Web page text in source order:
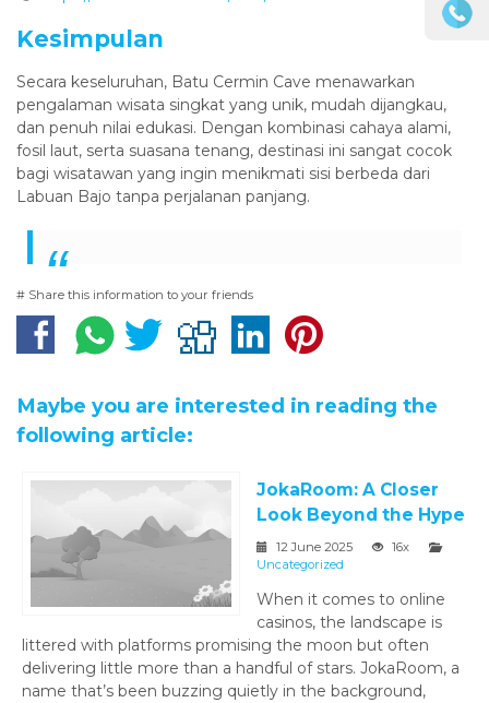
Kesimpulan
Secara keseluruhan, Batu Cermin Cave menawarkan
pengalaman wisata singkat yang unik, mudah dijangkau,
dan penuh nilai edukasi. Dengan kombinasi cahaya alami,
fosil laut, serta suasana tenang, destinasi ini sangat cocok
bagi wisatawan yang ingin menikmati sisi berbeda dari
Labuan Bajo tanpa perjalanan panjang.
# Share this information to your friends
Maybe you are interested in reading the
following article:
JokaRoom: A Closer
Look Beyond the Hype
12 June 2025
16x
Uncategorized
When it comes to online
casinos, the landscape is
littered with platforms promising the moon but often
delivering little more than a handful of stars. JokaRoom, a
name that’s been buzzing quietly in the background,